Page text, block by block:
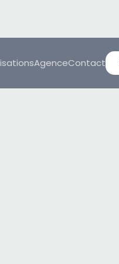
AgenceContact